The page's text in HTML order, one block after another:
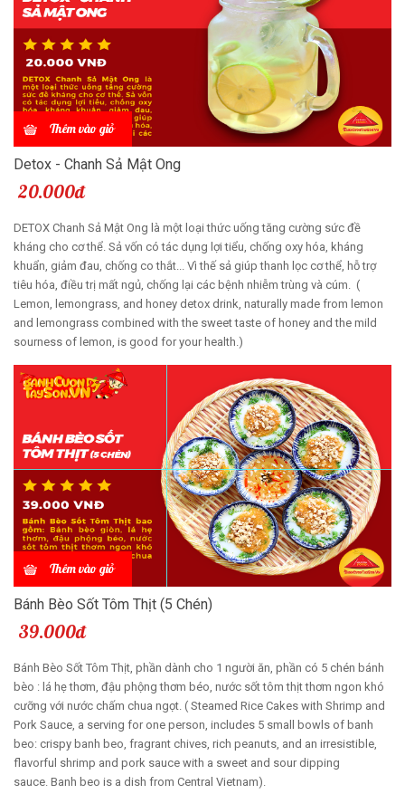
Thêm vào giỏ
Detox - Chanh Sả Mật Ong
20.000đ
DETOX Chanh Sả Mật Ong là một loại thức uống tăng cường sức đề
kháng cho cơ thể. Sả vốn có tác dụng lợi tiểu, chống oxy hóa, kháng
khuẩn, giảm đau, chống co thắt... Vì thế sả giúp thanh lọc cơ thể, hỗ trợ
tiêu hóa, điều trị mất ngủ, chống lại các bệnh nhiễm trùng và cúm. (
Lemon, lemongrass, and honey detox drink, naturally made from lemon
and lemongrass combined with the sweet taste of honey and the mild
sourness of lemon, is good for your health.)
Thêm vào giỏ
Bánh Bèo Sốt Tôm Thịt (5 Chén)
39.000đ
Bánh Bèo Sốt Tôm Thịt, phần dành cho 1 người ăn, phần có 5 chén bánh
bèo : lá hẹ thơm, đậu phộng thơm béo, nước sốt tôm thịt thơm ngon khó
cưỡng với nước chấm chua ngọt. ( Steamed Rice Cakes with Shrimp and
Pork Sauce, a serving for one person, includes 5 small bowls of banh
beo: crispy banh beo, fragrant chives, rich peanuts, and an irresistible,
flavorful shrimp and pork sauce with a sweet and sour dipping
sauce. Banh beo is a dish from Central Vietnam).